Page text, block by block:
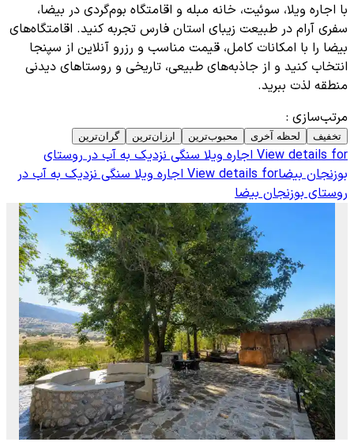
با اجاره ویلا، سوئیت، خانه مبله و اقامتگاه بوم‌گردی در بیضا،
سفری آرام در طبیعت زیبای استان فارس تجربه کنید. اقامتگاه‌های
بیضا را با امکانات کامل، قیمت مناسب و رزرو آنلاین از سپنجا
انتخاب کنید و از جاذبه‌های طبیعی، تاریخی و روستاهای دیدنی
منطقه لذت ببرید.
مرتب‌سازی :
تخفیف لحظه آخری محبوب‌ترین ارزان‌ترین گران‌ترین
View details for اجاره ویلا سنگی نزدیک به آب در روستای
بوزنجان بیضاView details for اجاره ویلا سنگی نزدیک به آب در
روستای بوزنجان بیضا